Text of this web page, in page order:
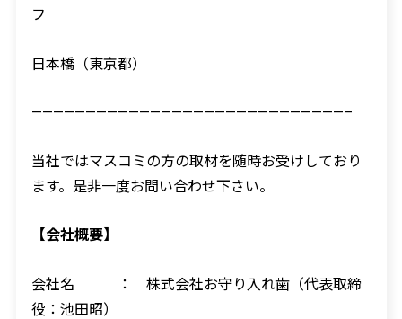
フ
日本橋（東京都）
—————————————————————————————–
当社ではマスコミの方の取材を随時お受けしており
ます。是非一度お問い合わせ下さい。
【会社概要】
会社名 ： 株式会社お守り入れ歯（代表取締
役：池田昭）